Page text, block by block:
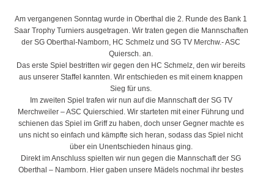
Am vergangenen Sonntag wurde in Oberthal die 2. Runde des Bank 1
Saar Trophy Turniers ausgetragen. Wir traten gegen die Mannschaften
der SG Oberthal-Namborn, HC Schmelz und SG TV Merchw.- ASC
Quiersch. an.
Das erste Spiel bestritten wir gegen den HC Schmelz, den wir bereits
aus unserer Staffel kannten. Wir entschieden es mit einem knappen
Sieg für uns.
Im zweiten Spiel trafen wir nun auf die Mannschaft der SG TV
Merchweiler – ASC Quierschied. Wir starteten mit einer Führung und
schienen das Spiel im Griff zu haben, doch unser Gegner machte es
uns nicht so einfach und kämpfte sich heran, sodass das Spiel nicht
über ein Unentschieden hinaus ging.
Direkt im Anschluss spielten wir nun gegen die Mannschaft der SG
Oberthal – Namborn. Hier gaben unsere Mädels nochmal ihr bestes